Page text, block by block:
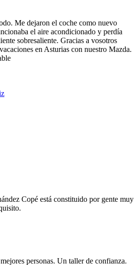
Me dejaron el coche como nuevo
el aire acondicionado y perdía
sobresaliente. Gracias a vosotros
en Asturias con nuestro Mazda.
Copé está constituido por gente muy
personas. Un taller de confianza.